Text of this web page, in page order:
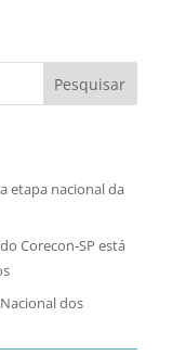
Pesquisar
etapa nacional da
Corecon-SP está
dos